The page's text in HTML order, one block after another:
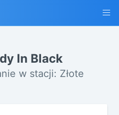
In Black
w stacji: Złote